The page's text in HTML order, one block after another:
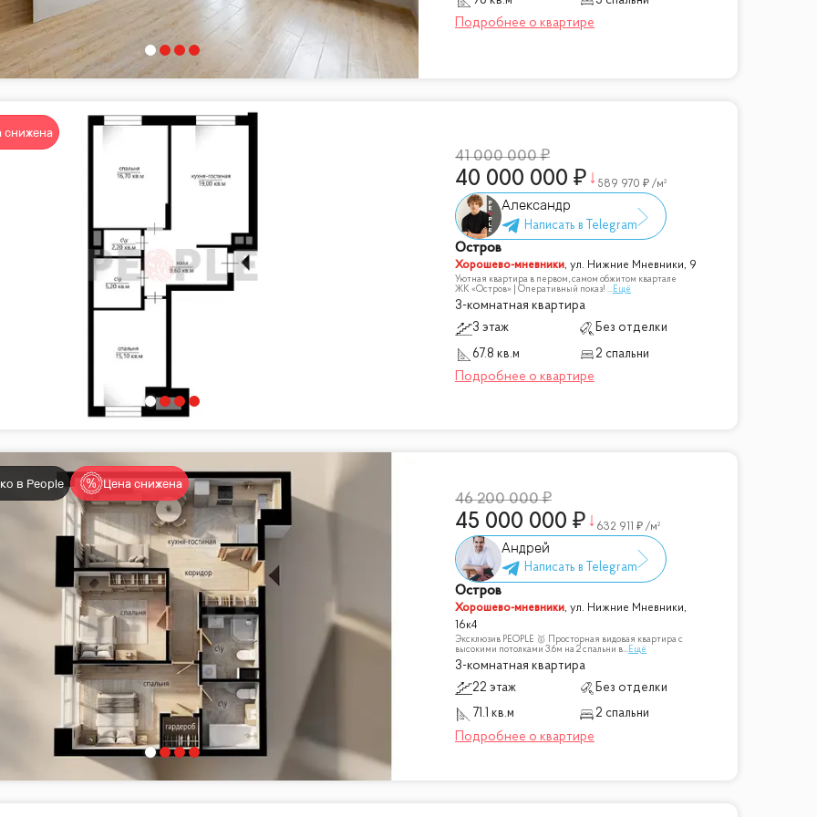
снижена
41 000 000
40 000 000 589 970 /м²
Александр
Остров
Хорошево-мневники, ул. Нижние Мневники, 9
Уютная квартира в первом, самом обжитом квартале
ЖК «Остров» | Оперативный показ! ...Ещё
3-комнатная квартира
3 этаж
Без отделки
67.8 кв.м
2 спальни
в People Цена снижена
46 200 000
45 000 000 632 911 /м²
Андрей
Остров
Хорошево-мневники, ул. Нижние Мневники,
16к4
Эксклюзив PEOPLE 🥇 Просторная видовая квартира с
высокими потолками 3.6м на 2 спальни в...Ещё
3-комнатная квартира
22 этаж
Без отделки
71.1 кв.м
2 спальни